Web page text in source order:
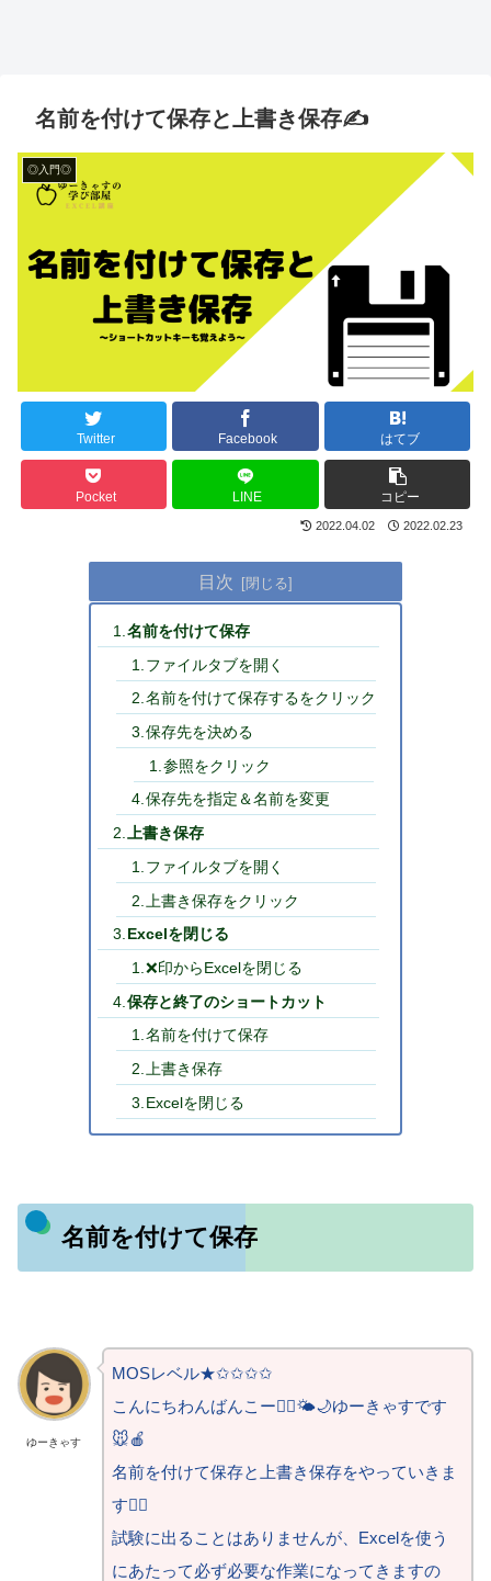
名前を付けて保存と上書き保存✍️
◎入門◎
Twitter Facebook はてブ
Pocket LINE コピー
2022.04.02 2022.02.23
目次
名前を付けて保存
ファイルタブを開く
名前を付けて保存するをクリック
保存先を決める
参照をクリック
保存先を指定＆名前を変更
上書き保存
ファイルタブを開く
上書き保存をクリック
Excelを閉じる
❌印からExcelを閉じる
保存と終了のショートカット
名前を付けて保存
上書き保存
Excelを閉じる
名前を付けて保存
ゆーきゃす
MOSレベル★✩✩✩✩
こんにちわんばんこー🙋‍♀️🌤️🌙ゆーきゃすです
🐭🍎
名前を付けて保存と上書き保存をやっていきま
す🙆‍♀️
試験に出ることはありませんが、Excelを使う
にあたって必ず必要な作業になってきますの